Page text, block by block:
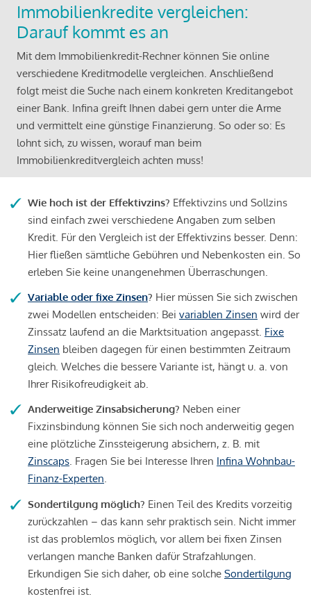
Immobilienkredite vergleichen:
Darauf kommt es an
Mit dem Immobilienkredit-Rechner können Sie online
verschiedene Kreditmodelle vergleichen. Anschließend
folgt meist die Suche nach einem konkreten Kreditangebot
einer Bank. Infina greift Ihnen dabei gern unter die Arme
und vermittelt eine günstige Finanzierung. So oder so: Es
lohnt sich, zu wissen, worauf man beim
Immobilienkreditvergleich achten muss!
Wie hoch ist der Effektivzins? Effektivzins und Sollzins
sind einfach zwei verschiedene Angaben zum selben
Kredit. Für den Vergleich ist der Effektivzins besser. Denn:
Hier fließen sämtliche Gebühren und Nebenkosten ein. So
erleben Sie keine unangenehmen Überraschungen.
Variable oder fixe Zinsen? Hier müssen Sie sich zwischen
zwei Modellen entscheiden: Bei variablen Zinsen wird der
Zinssatz laufend an die Marktsituation angepasst. Fixe
Zinsen bleiben dagegen für einen bestimmten Zeitraum
gleich. Welches die bessere Variante ist, hängt u. a. von
Ihrer Risikofreudigkeit ab.
Anderweitige Zinsabsicherung? Neben einer
Fixzinsbindung können Sie sich noch anderweitig gegen
eine plötzliche Zinssteigerung absichern, z. B. mit
Zinscaps. Fragen Sie bei Interesse Ihren Infina Wohnbau-
Finanz-Experten.
Sondertilgung möglich? Einen Teil des Kredits vorzeitig
zurückzahlen – das kann sehr praktisch sein. Nicht immer
ist das problemlos möglich, vor allem bei fixen Zinsen
verlangen manche Banken dafür Strafzahlungen.
Erkundigen Sie sich daher, ob eine solche Sondertilgung
kostenfrei ist.